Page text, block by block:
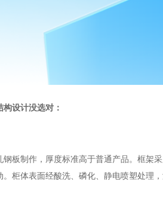
构设计没选对 ：
板制作，厚度标准高于普通产品。框架
柜体表面经酸洗、磷化、静电喷塑处理